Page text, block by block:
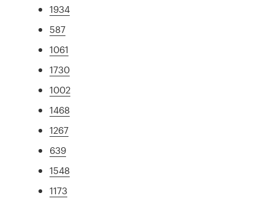
1934
587
1061
1730
1002
1468
1267
639
1548
1173